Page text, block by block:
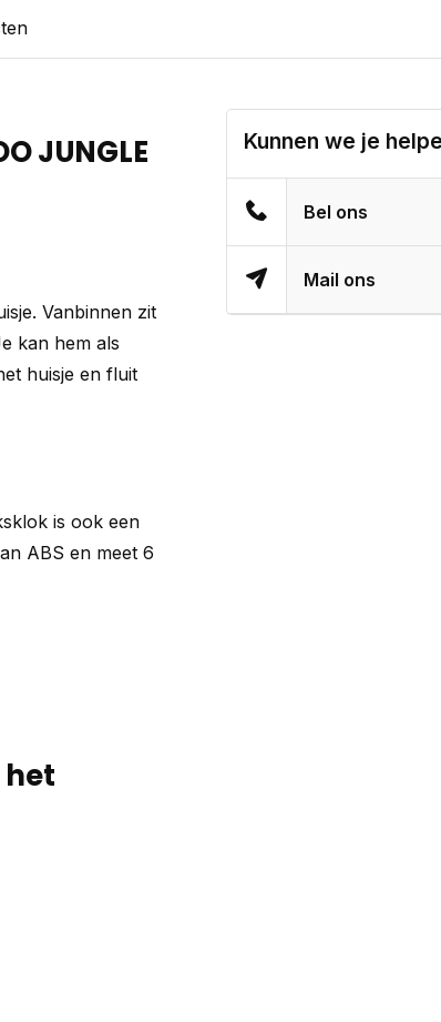
JUNGLE
Vanbinnen zit
kan hem als
huisje en fluit
is ook een
ABS en meet 6
Kunnen we je
Bel ons
Mail ons
het